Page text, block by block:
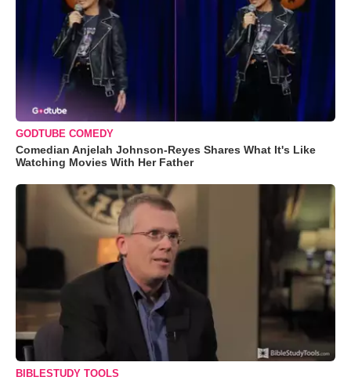
GODTUBE COMEDY
Comedian Anjelah Johnson-Reyes Shares What It's Like
Watching Movies With Her Father
BIBLESTUDY TOOLS